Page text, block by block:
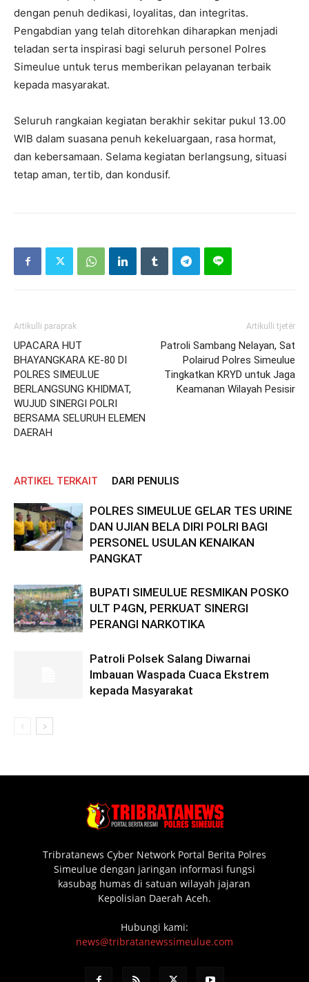
dengan penuh dedikasi, loyalitas, dan integritas.
Pengabdian yang telah ditorehkan diharapkan menjadi
teladan serta inspirasi bagi seluruh personel Polres
Simeulue untuk terus memberikan pelayanan terbaik
kepada masyarakat.
Seluruh rangkaian kegiatan berakhir sekitar pukul 13.00
WIB dalam suasana penuh kekeluargaan, rasa hormat,
dan kebersamaan. Selama kegiatan berlangsung, situasi
tetap aman, tertib, dan kondusif.
Artikulli paraprak
UPACARA HUT
BHAYANGKARA KE-80 DI
POLRES SIMEULUE
BERLANGSUNG KHIDMAT,
WUJUD SINERGI POLRI
BERSAMA SELURUH ELEMEN
DAERAH
Artikulli tjetër
Patroli Sambang Nelayan, Sat
Polairud Polres Simeulue
Tingkatkan KRYD untuk Jaga
Keamanan Wilayah Pesisir
ARTIKEL TERKAIT DARI PENULIS
POLRES SIMEULUE GELAR TES URINE
DAN UJIAN BELA DIRI POLRI BAGI
PERSONEL USULAN KENAIKAN
PANGKAT
BUPATI SIMEULUE RESMIKAN POSKO
ULT P4GN, PERKUAT SINERGI
PERANGI NARKOTIKA
Patroli Polsek Salang Diwarnai
Imbauan Waspada Cuaca Ekstrem
kepada Masyarakat
Tribratanews Cyber Network Portal Berita Polres
Simeulue dengan jaringan informasi fungsi
kasubag humas di satuan wilayah jajaran
Kepolisian Daerah Aceh.
Hubungi kami:
news@tribratanewssimeulue.com